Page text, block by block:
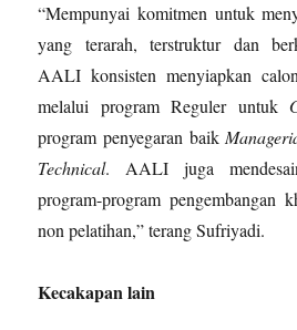
“Mempunyai komitmen untuk
yang terarah, terstruktur dan
AALI konsisten menyiapkan
melalui program Reguler untuk
program penyegaran baik
Technical. AALI juga
program-program pengembangan
non pelatihan,” terang Sufriyadi.
Kecakapan lain